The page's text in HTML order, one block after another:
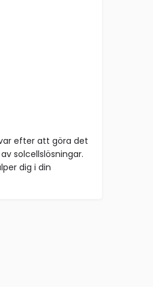
efter att göra det
solcellslösningar.
dig i din